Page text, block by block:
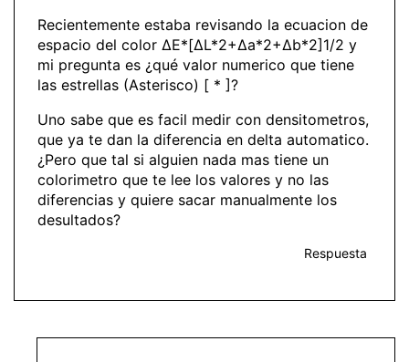
Recientemente estaba revisando la ecuacion de
espacio del color ΔE*[ΔL*2+Δa*2+Δb*2]1/2 y
mi pregunta es ¿qué valor numerico que tiene
las estrellas (Asterisco) [ * ]?
Uno sabe que es facil medir con densitometros,
que ya te dan la diferencia en delta automatico.
¿Pero que tal si alguien nada mas tiene un
colorimetro que te lee los valores y no las
diferencias y quiere sacar manualmente los
desultados?
Respuesta